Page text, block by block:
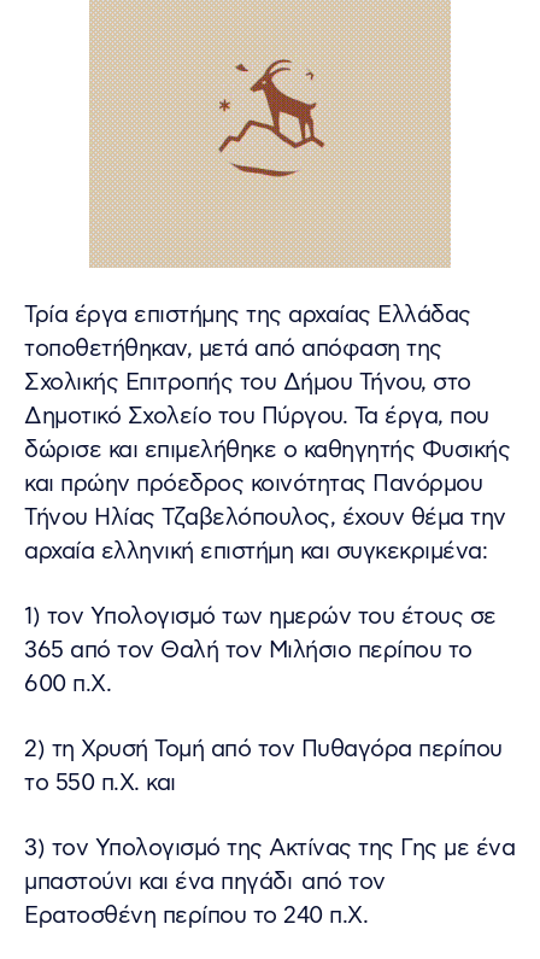
Τρία έργα επιστήμης της αρχαίας Ελλάδας
τοποθετήθηκαν, μετά από απόφαση της
Σχολικής Επιτροπής του Δήμου Τήνου, στο
Δημοτικό Σχολείο του Πύργου. Τα έργα, που
δώρισε και επιμελήθηκε ο καθηγητής Φυσικής
και πρώην πρόεδρος κοινότητας Πανόρμου
Τήνου Ηλίας Τζαβελόπουλος, έχουν θέμα την
αρχαία ελληνική επιστήμη και συγκεκριμένα:
1) τον Υπολογισμό των ημερών του έτους σε
365 από τον Θαλή τον Μιλήσιο περίπου το
600 π.Χ.
2) τη Χρυσή Τομή από τον Πυθαγόρα περίπου
το 550 π.Χ. και
3) τον Υπολογισμό της Ακτίνας της Γης με ένα
μπαστούνι και ένα πηγάδι από τον
Ερατοσθένη περίπου το 240 π.Χ.